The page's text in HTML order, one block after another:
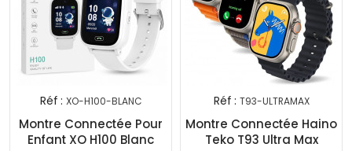
Réf : XO-H100-BLANC
Montre Connectée Pour
Enfant XO H100 Blanc
Réf : T93-ULTRAMAX
Montre Connectée Haino
Teko T93 Ultra Max